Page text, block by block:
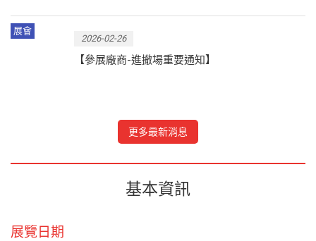
展會
2026-02-26
【參展廠商-進撤場重要通知】
更多最新消息
基本資訊
展覽日期